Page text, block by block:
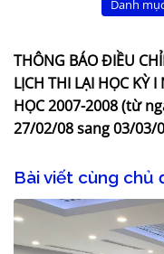
Danh
THÔNG BÁO ĐIỀU
LỊCH THI LẠI HỌC KỲ I
HỌC 2007-2008 (từ
27/02/08 sang 03/03/
Bài viết cùng chủ